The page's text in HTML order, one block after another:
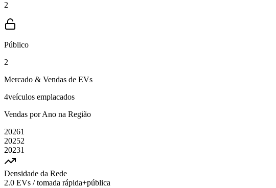
2
Público
2
Mercado & Vendas de EVs
4veículos emplacados
Vendas por Ano na Região
20261
20252
20231
Densidade da Rede
2.0 EVs / tomada rápida+pública